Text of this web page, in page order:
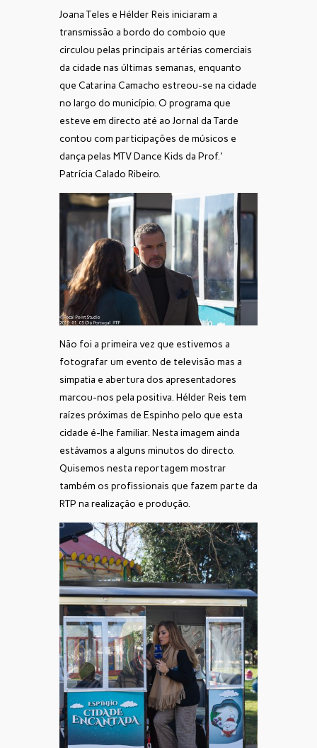
Joana Teles e Hélder Reis iniciaram a
transmissão a bordo do comboio que
circulou pelas principais artérias comerciais
da cidade nas últimas semanas, enquanto
que Catarina Camacho estreou-se na cidade
no largo do município. O programa que
esteve em directo até ao Jornal da Tarde
contou com participações de músicos e
dança pelas MTV Dance Kids da Prof.ª
Patrícia Calado Ribeiro.
Não foi a primeira vez que estivemos a
fotografar um evento de televisão mas a
simpatia e abertura dos apresentadores
marcou-nos pela positiva. Hélder Reis tem
raízes próximas de Espinho pelo que esta
cidade é-lhe familiar. Nesta imagem ainda
estávamos a alguns minutos do directo.
Quisemos nesta reportagem mostrar
também os profissionais que fazem parte da
RTP na realização e produção.